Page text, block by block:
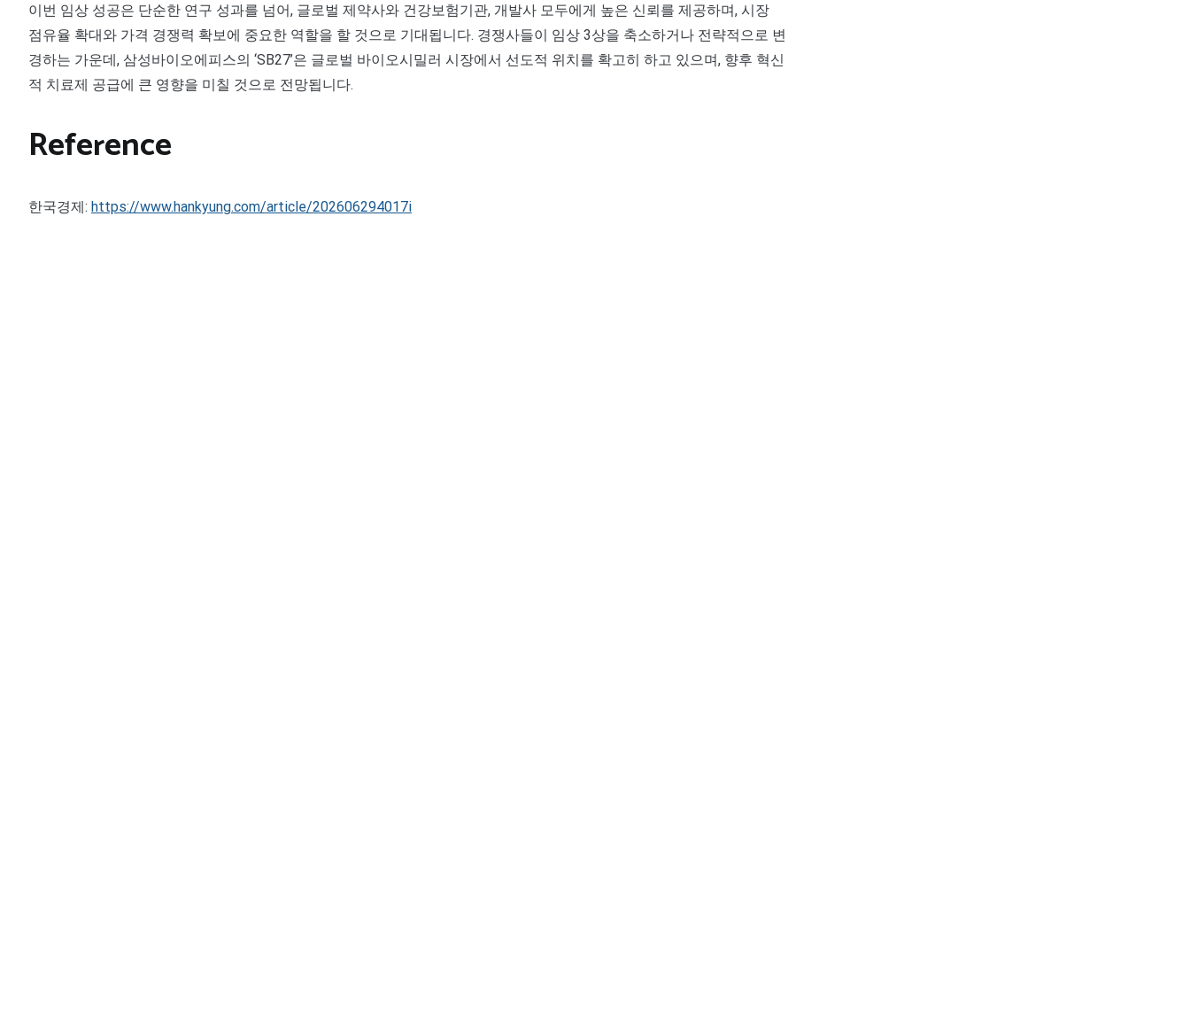
이번 임상 성공은 단순한 연구 성과를 넘어, 글로벌 제약사와 건강보험기관, 개발사 모두에게 높은 신뢰를 제공하며, 시장
점유율 확대와 가격 경쟁력 확보에 중요한 역할을 할 것으로 기대됩니다. 경쟁사들이 임상 3상을 축소하거나 전략적으로 변
경하는 가운데, 삼성바이오에피스의 ‘SB27’은 글로벌 바이오시밀러 시장에서 선도적 위치를 확고히 하고 있으며, 향후 혁신
적 치료제 공급에 큰 영향을 미칠 것으로 전망됩니다.
Reference
한국경제: https://www.hankyung.com/article/202606294017i